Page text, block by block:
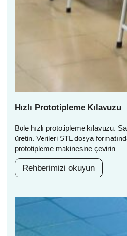
Hızlı Prototipleme Kılavuzu
Bole hızlı prototipleme kılavuzu.
üretin. Verileri STL dosya
prototipleme makinesine çevirin
Rehberimizi okuyun